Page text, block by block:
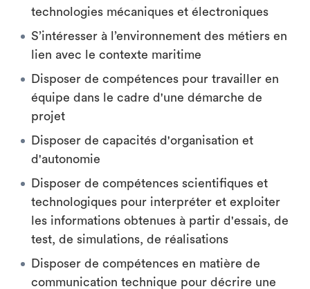
technologies mécaniques et électroniques
S’intéresser à l’environnement des métiers en
lien avec le contexte maritime
Disposer de compétences pour travailler en
équipe dans le cadre d'une démarche de
projet
Disposer de capacités d'organisation et
d'autonomie
Disposer de compétences scientifiques et
technologiques pour interpréter et exploiter
les informations obtenues à partir d'essais, de
test, de simulations, de réalisations
Disposer de compétences en matière de
communication technique pour décrire une